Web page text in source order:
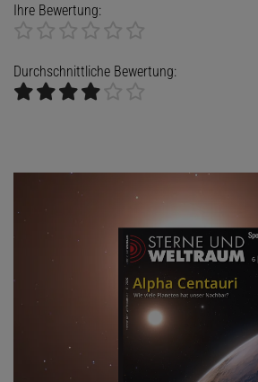
Ihre Bewertung:
Durchschnittliche Bewertung: